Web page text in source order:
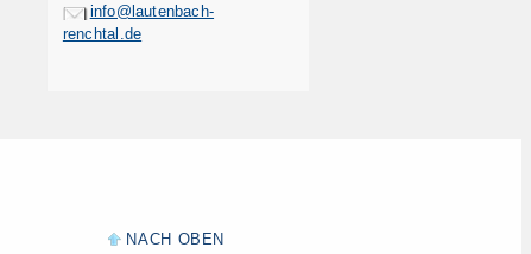
info@lautenbach-
renchtal.de
NACH OBEN